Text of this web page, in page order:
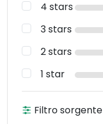
4 stars
3 stars
2 stars
1 star
Filtro sorgente